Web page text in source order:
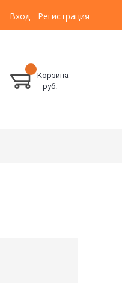
Вход Регистрация
Корзина
руб.